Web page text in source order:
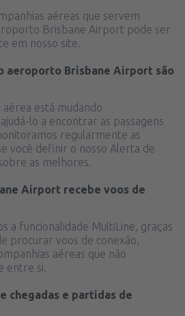
aéreas que servem
Brisbane Airport pode ser
em nosso site.
aeroporto Brisbane Airport são
está mudando
lo a encontrar as passagens
regularmente as
você definir o nosso Alerta de
as melhores.
Airport recebe voos de
a funcionalidade MultiLine, graças
procurar voos de conexão,
aéreas que não
entre si.
chegadas e partidas de